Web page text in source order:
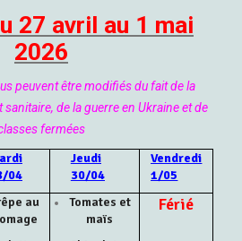
27 avril au 1 mai
2026
peuvent être modifiés du fait de la
de la guerre en Ukraine et de
fermées
04
Jeudi
30/04
Vendredi
1/05
au
Tomates et
maïs
Férié